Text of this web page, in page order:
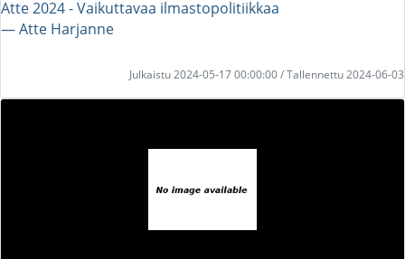
Atte 2024 - Vaikuttavaa ilmastopolitiikkaa
― Atte Harjanne
Julkaistu 2024-05-17 00:00:00 / Tallennettu 2024-06-03